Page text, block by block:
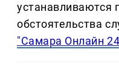
устанавливаются
обстоятельства
"Самара Онлайн